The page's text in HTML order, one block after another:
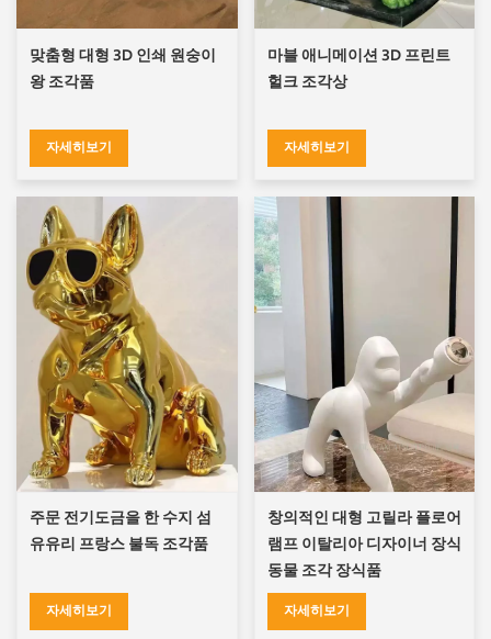
맞춤형 대형 3D 인쇄 원숭이
왕 조각품
자세히보기
마블 애니메이션 3D 프린트
헐크 조각상
자세히보기
주문 전기도금을 한 수지 섬
유유리 프랑스 불독 조각품
자세히보기
창의적인 대형 고릴라 플로어
램프 이탈리아 디자이너 장식
동물 조각 장식품
자세히보기